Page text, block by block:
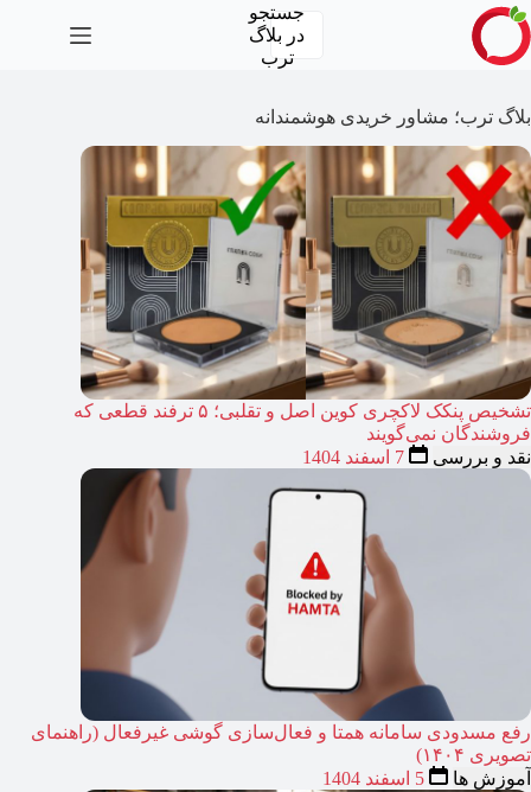
پرش
به
محتوا
جستجو
در بلاگ
ترب
بلاگ ترب؛ مشاور خریدی هوشمندانه
تشخیص پنکک لاکچری کوین اصل و تقلبی؛ ۵ ترفند قطعی که
فروشندگان نمی‌گویند
نقد و بررسی
7 اسفند 1404
رفع مسدودی سامانه همتا و فعال‌سازی گوشی غیرفعال (راهنمای
تصویری ۱۴۰۴)
آموزش ها
5 اسفند 1404